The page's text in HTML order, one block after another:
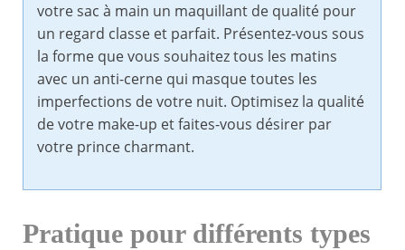
votre sac à main un maquillant de qualité pour
un regard classe et parfait. Présentez-vous sous
la forme que vous souhaitez tous les matins
avec un anti-cerne qui masque toutes les
imperfections de votre nuit. Optimisez la qualité
de votre make-up et faites-vous désirer par
votre prince charmant.
Pratique pour différents types